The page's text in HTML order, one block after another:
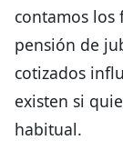
contamos los
pensión de
cotizados
existen si
habitual.